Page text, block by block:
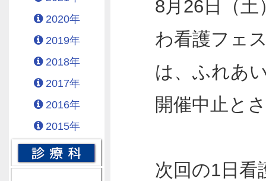
2020年
2019年
2018年
2017年
2016年
2015年
8月26日（
わ看護フェ
は、ふれあ
開催中止と
次回の1日看